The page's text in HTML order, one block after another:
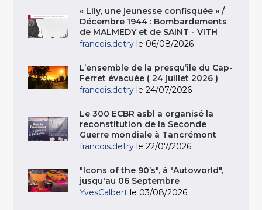
« Lily, une jeunesse confisquée » /
Décembre 1944 : Bombardements
de MALMEDY et de SAINT - VITH
francois.detry le 06/08/2026
L’ensemble de la presqu’île du Cap-
Ferret évacuée ( 24 juillet 2026 )
francois.detry le 24/07/2026
Le 300 ECBR asbl a organisé la
reconstitution de la Seconde
Guerre mondiale à Tancrémont
francois.detry le 22/07/2026
"Icons of the 90’s", à "Autoworld",
jusqu'au 06 Septembre
YvesCalbert le 03/08/2026